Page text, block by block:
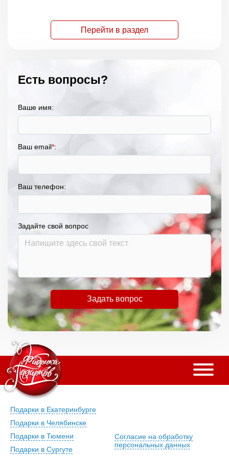
Перейти в раздел
Есть вопросы?
Ваше имя:
Ваш email*:
Ваш телефон:
Задайте свой вопрос
Задать вопрос
Подарки в Екатеринбурге
Подарки в Челябинске
Подарки в Тюмени
Подарки в Сургуте
Согласие на обработку
персональных данных